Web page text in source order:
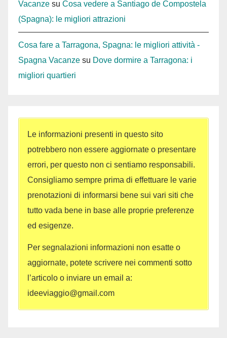
Vacanze su Cosa vedere a Santiago de Compostela
(Spagna): le migliori attrazioni
Cosa fare a Tarragona, Spagna: le migliori attività -
Spagna Vacanze su Dove dormire a Tarragona: i
migliori quartieri
Le informazioni presenti in questo sito
potrebbero non essere aggiornate o presentare
errori, per questo non ci sentiamo responsabili.
Consigliamo sempre prima di effettuare le varie
prenotazioni di informarsi bene sui vari siti che
tutto vada bene in base alle proprie preferenze
ed esigenze.
Per segnalazioni informazioni non esatte o
aggiornate, potete scrivere nei commenti sotto
l’articolo o inviare un email a:
ideeviaggio@gmail.com